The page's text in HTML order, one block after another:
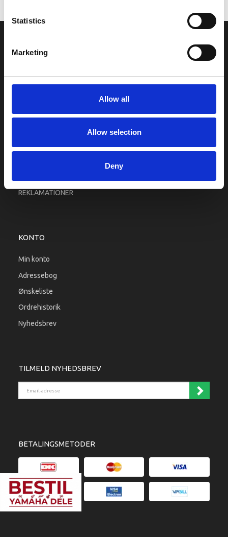
Statistics
Marketing
Allow all
Allow selection
Deny
INFORMATIONER
Fragt og levering
Betingelser & Vilkår
Købsgaranti
REKLAMATIONER
KONTO
Min konto
Adressebog
Ønskeliste
Ordrehistorik
Nyhedsbrev
TILMELD NYHEDSBREV
BETALINGSMETODER